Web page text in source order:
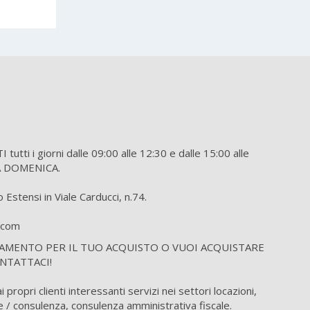
tutti i giorni dalle 09:00 alle 12:30 e dalle 15:00 alle
in Viale Carducci, n.74.
PER IL TUO ACQUISTO O VUOI ACQUISTARE
propri clienti interessanti servizi nei settori locazioni,
consulenza, consulenza amministrativa fiscale.